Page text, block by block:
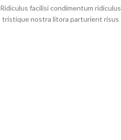
Ridiculus facilisi condimentum ridiculus
tristique nostra litora parturient risus